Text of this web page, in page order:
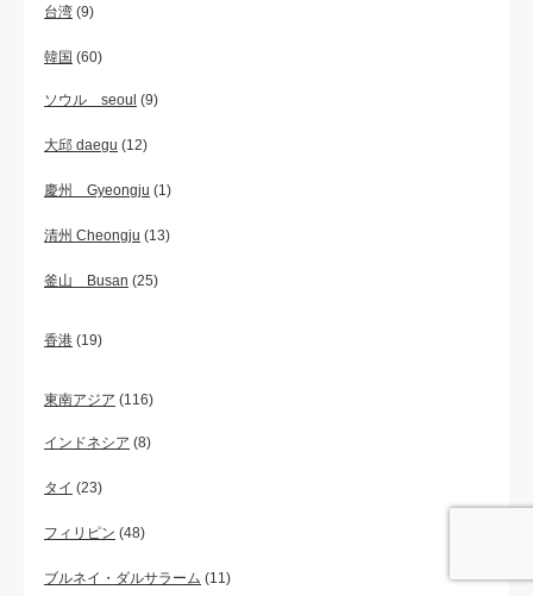
台湾 (9)
韓国 (60)
ソウル seoul (9)
大邱 daegu (12)
慶州 Gyeongju (1)
清州 Cheongju (13)
釜山 Busan (25)
香港 (19)
東南アジア (116)
インドネシア (8)
タイ (23)
フィリピン (48)
ブルネイ・ダルサラーム (11)